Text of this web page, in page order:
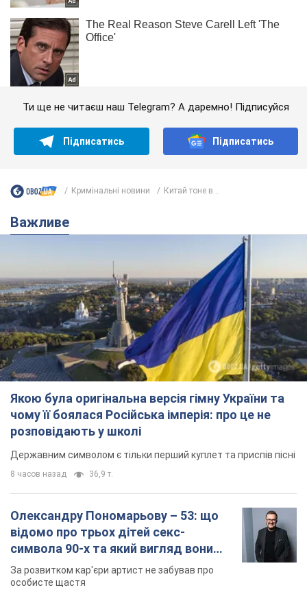
Ти ще не читаєш наш Telegram? А даремно! Підписуйся
Підписатись Підписатись
Кримінальні новини Китай тоне в...
Важливе
Якою була оригінальна версія гімну України та
чому її боялася Російська імперія: про це не
розповідають у школі
Державним символом є тільки перший куплет та приспів пісні
8 часов назад 36,9 т.
Олександру Пономарьову – 53: що
відомо про трьох дітей секс-
символа 90-х та який вигляд вони
мають
За розвитком кар'єри артист не забував про
особисте щастя